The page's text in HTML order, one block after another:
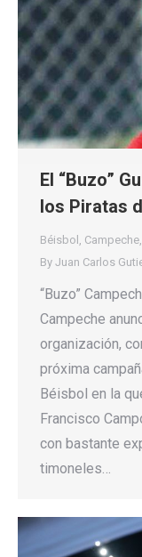
El “Buzo”
los Piratas
Béisbol Campeche
By Juan Carlos
“Buzo”
Campeche
organización,
próxima
Béisbol en la
Francisco
con bastante
timoneles…